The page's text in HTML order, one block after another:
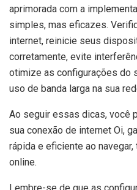
aprimorada com a
simples, mas eficazes.
internet, reinicie seus
corretamente, evite
otimize as configurações do
uso de banda larga na sua
Ao seguir essas dicas, você
sua conexão de internet Oi,
rápida e eficiente ao
online.